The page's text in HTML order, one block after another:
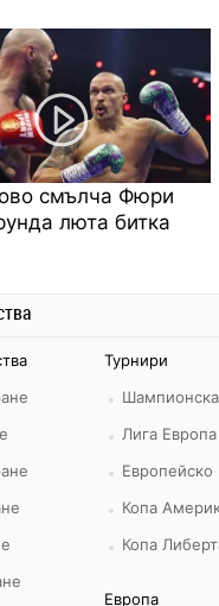
смълча Фюри
люта битка
Турнири
Лига
Европейско
Копа
Копа
Европа